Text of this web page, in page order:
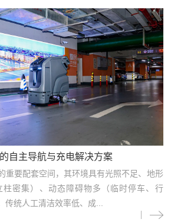
自主导航与充电解决方案
重要配套空间，其环境具有光照不足、地形
柱密集）、动态障碍物多（临时停车、行
传统人工清洁效率低、成...